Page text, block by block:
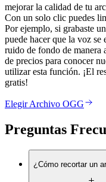
mejorar la calidad de tu
Con un solo clic puedes
Por ejemplo, si grabaste
puede hacer que la voz se
ruido de fondo de manera
de precios para conocer
utilizar esta función. ¡El
gratis!
Elegir Archivo OGG
Preguntas
¿Cómo recortar un